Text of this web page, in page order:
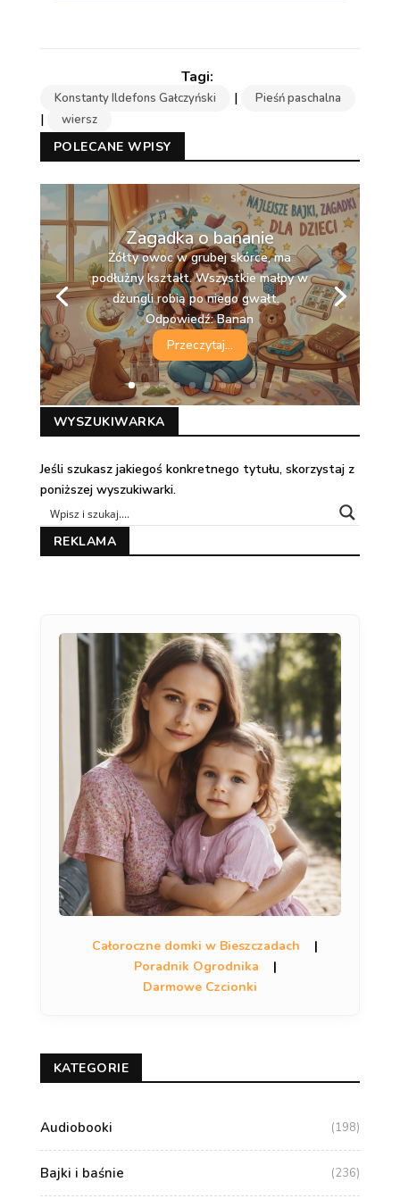
Konstanty Ildefons Gałczyński | Pieśń paschalna
| wiersz
POLECANE WPISY
Zagadka o bananie
Żółty owoc w grubej skórce, ma
podłużny kształt. Wszystkie małpy w
dżungli robią po niego gwałt.
Odpowiedź: Banan
Przeczytaj...
WYSZUKIWARKA
Jeśli szukasz jakiegoś konkretnego tytułu, skorzystaj z
poniższej wyszukiwarki.
REKLAMA
Całoroczne domki w Bieszczadach
|
Poradnik Ogrodnika
|
Darmowe Czcionki
KATEGORIE
Audiobooki (198)
Bajki i baśnie (236)